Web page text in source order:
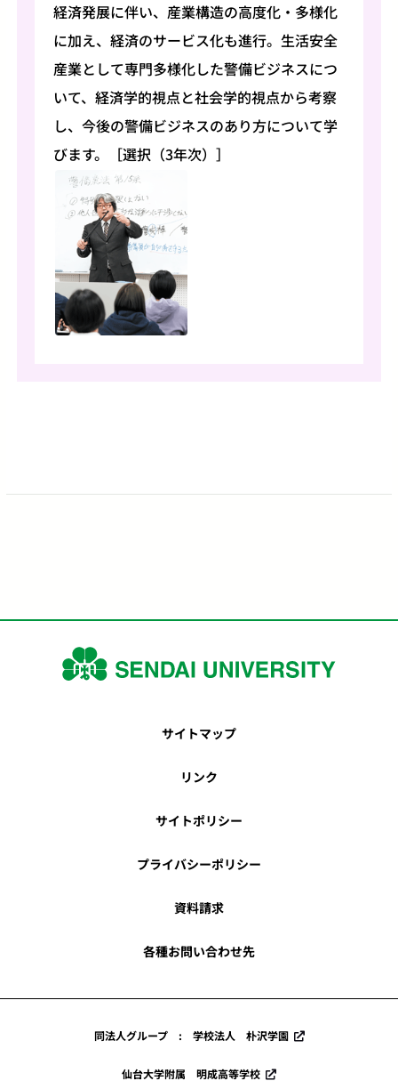
経済発展に伴い、産業構造の高度化・多様化
に加え、経済のサービス化も進行。生活安全
産業として専門多様化した警備ビジネスにつ
いて、経済学的視点と社会学的視点から考察
し、今後の警備ビジネスのあり方について学
びます。［選択（3年次）］
サイトマップ
リンク
サイトポリシー
プライバシーポリシー
資料請求
各種お問い合わせ先
同法人グループ : 学校法人 朴沢学園
仙台大学附属 明成高等学校